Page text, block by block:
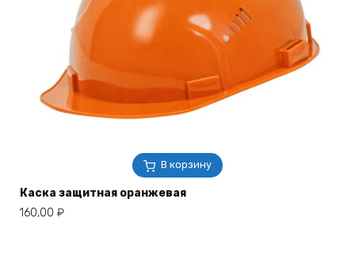
В корзину
Каска защитная оранжевая
160,00 ₽